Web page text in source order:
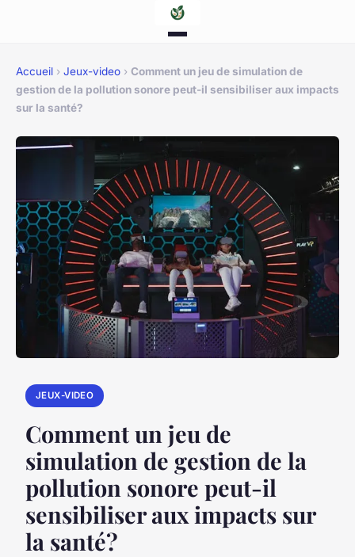
Accueil › Jeux-video › Comment un jeu de simulation de
gestion de la pollution sonore peut-il sensibiliser aux impacts
sur la santé?
JEUX-VIDEO
Comment un jeu de
simulation de gestion de la
pollution sonore peut-il
sensibiliser aux impacts sur
la santé?